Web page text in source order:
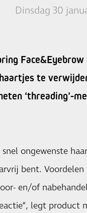
Dinsdag 30
Face&Eyebrow
te
‘threading’-
ongewenste
bent.
en/of
legt product